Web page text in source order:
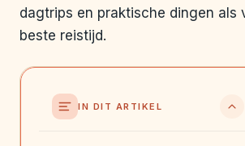
dagtrips en praktische dingen als
beste reistijd.
IN DIT ARTIKEL